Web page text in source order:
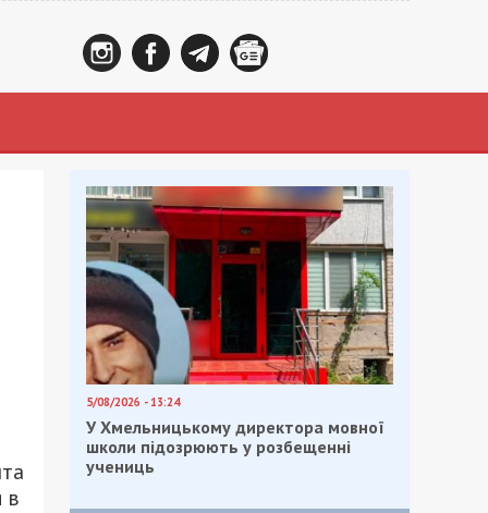
в
5/08/2026 - 13:24
У Хмельницькому директора мовної
школи підозрюють у розбещенні
учениць